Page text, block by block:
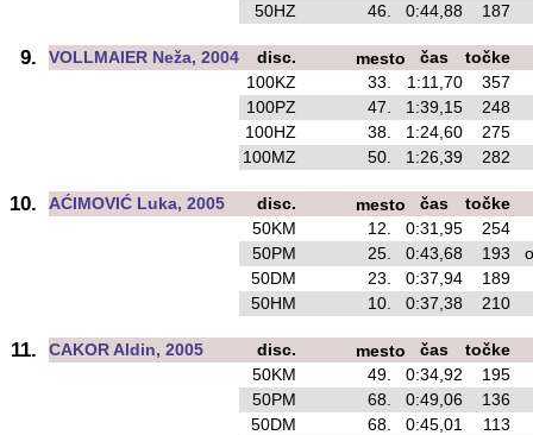
50HZ
46. 0:44,88 187
9. VOLLMAIER Neža, 2004 disc. mesto čas
točke
100KZ
33. 1:11,70 357
100PZ
47. 1:39,15 248
100HZ
38. 1:24,60 275
100MZ
50. 1:26,39 282
10. AĆIMOVIĆ Luka, 2005 disc. mesto čas
točke
50KM
12. 0:31,95 254
50PM
25. 0:43,68 193
50DM
23. 0:37,94 189
50HM
10. 0:37,38 210
11. CAKOR Aldin, 2005 disc. mesto čas
točke
50KM
49. 0:34,92 195
50PM
68. 0:49,06 136
50DM
68. 0:45,01 113